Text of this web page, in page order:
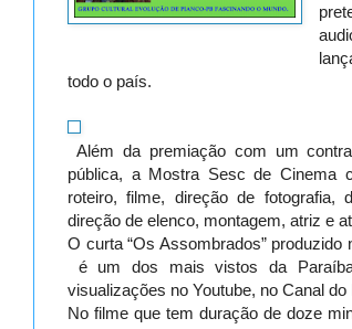
todo o país.
Além da premiação com um
pública, a Mostra Sesc de Cinema
roteiro, filme, direção de fotografia,
direção de elenco, montagem, atriz e
O curta “Os Assombrados”
é um dos mais vistos da
visualizações no Youtube, no Canal
No filme que tem duração de doze